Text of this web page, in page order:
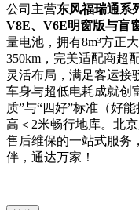
公司主营东风福瑞通系
V8E、V6E明窗版与盲
量电池，拥有8m³方正
350km，完美适配商超
灵活布局，满足客运接
车身与超低电耗成就创
质”与“四好”标准（好
高＜2米畅行地库。北
售后维保的一站式服务
伴，通达万家！